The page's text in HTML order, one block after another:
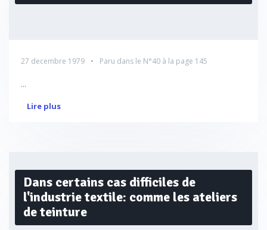
27 decembre 1979 Paru dans le N°40 à la page 145
...
Lire plus
Dans certains cas difficiles de
l'industrie textile: comme les ateliers
de teinture